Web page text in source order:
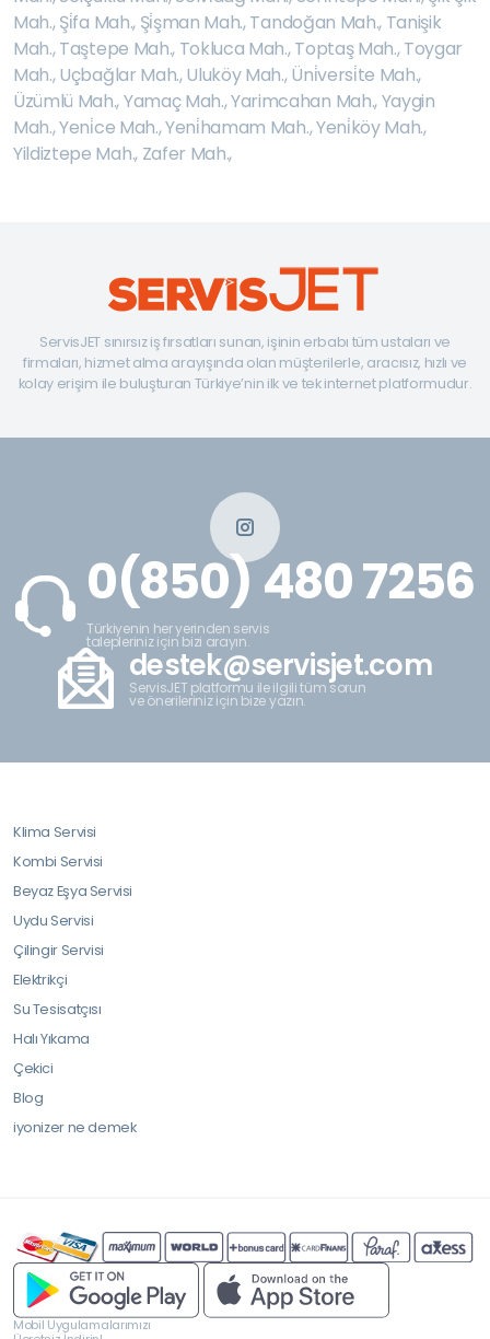
Mah.,Şi̇fa Mah., Şi̇şman Mah.,Tandoğan Mah., Tanişik
Mah.,Taştepe Mah., Tokluca Mah.,Toptaş Mah.,Toygar
Mah.,Uçbağlar Mah.,Uluköy Mah.,Üni̇versi̇te Mah.,
Üzümlü Mah.,Yamaç Mah.,Yarimcahan Mah.,Yaygin
Mah.,Yeni̇ce Mah.,Yeni̇hamam Mah.,Yeni̇köy Mah.,
Yildiztepe Mah., Zafer Mah.,
ServisJET sınırsız iş fırsatları sunan, işinin erbabı tüm ustaları ve
firmaları, hizmet alma arayışında olan müşterilerle, aracısız, hızlı ve
kolay erişim ile buluşturan Türkiye’nin ilk ve tek internet platformudur.
0(850) 480 7256
Türkiyenin her yerinden servis
talepleriniz için bizi arayın.
destek@servisjet.com
ServisJET platformu ile ilgili tüm sorun
ve önerileriniz için bize yazın.
Klima Servisi
Kombi Servisi
Beyaz Eşya Servisi
Uydu Servisi
Çilingir Servisi
Elektrikçi
Su Tesisatçısı
Halı Yıkama
Çekici
Blog
iyonizer ne demek
Mobil Uygulamalarımızı